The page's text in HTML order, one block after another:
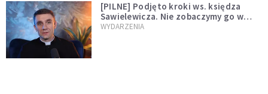
[PILNE] Podjęto kroki ws. księdza
Sawielewicza. Nie zobaczymy go w
mediach
WYDARZENIA